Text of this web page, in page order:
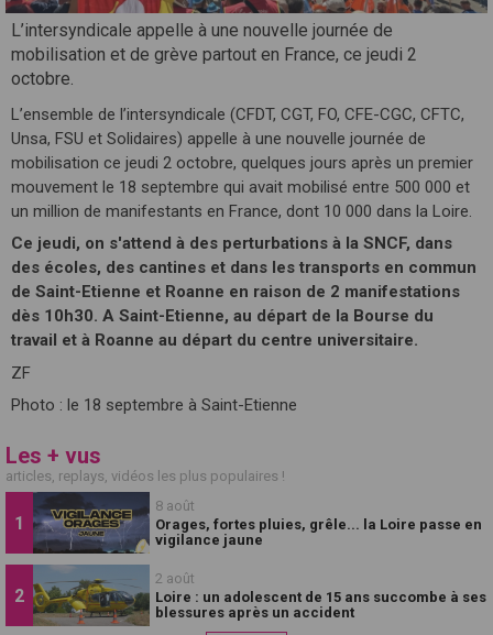
L’intersyndicale appelle à une nouvelle journée de
mobilisation et de grève partout en France, ce jeudi 2
octobre.
L’ensemble de l’intersyndicale (CFDT, CGT, FO, CFE-CGC, CFTC,
Unsa, FSU et Solidaires) appelle à une nouvelle journée de
mobilisation ce jeudi 2 octobre, quelques jours après un premier
mouvement le 18 septembre qui avait mobilisé entre 500 000 et
un million de manifestants en France, dont 10 000 dans la Loire.
Ce jeudi, on s'attend à des perturbations à la SNCF, dans
des écoles, des cantines et dans les transports en commun
de Saint-Etienne et Roanne en raison de 2 manifestations
dès 10h30. A Saint-Etienne, au départ de la Bourse du
travail et à Roanne au départ du centre universitaire.
ZF
Photo : le 18 septembre à Saint-Etienne
Les + vus
articles, replays, vidéos les plus populaires !
8 août
Orages, fortes pluies, grêle... la Loire passe en
vigilance jaune
2 août
Loire : un adolescent de 15 ans succombe à ses
blessures après un accident